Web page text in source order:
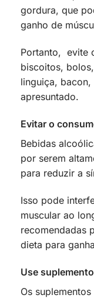
gordura, que
ganho de
Portanto, evite
biscoitos,
linguiça,
apresuntado.
Evitar o
Bebidas
por serem
para reduzir a
Isso pode
muscular ao
recomendadas
dieta para
Use
Os